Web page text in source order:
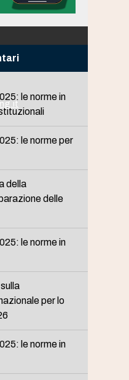
le norme in
le norme per
della
delle
le norme in
per lo
le norme in